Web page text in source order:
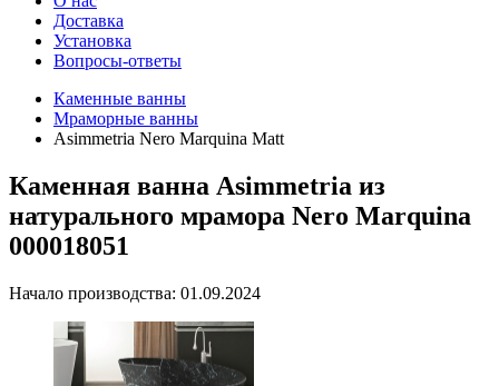
Доставка
Установка
Вопросы-ответы
Каменные ванны
Мраморные ванны
Asimmetria Nero Marquina Matt
Каменная ванна Asimmetria из
натурального мрамора Nero Marquina
000018051
Начало производства: 01.09.2024